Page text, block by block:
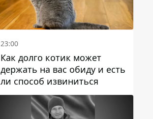
23:00
Как долго котик может
держать на вас обиду и есть
ли способ извиниться